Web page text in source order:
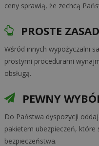
ceny sprawią, że zechcą
PROSTE
Wśród innych wypożyczalni
prostymi procedurami
obsługą.
PEWNY
Do Państwa dyspozycji
pakietem ubezpieczeń, które
bezpieczeństwa.